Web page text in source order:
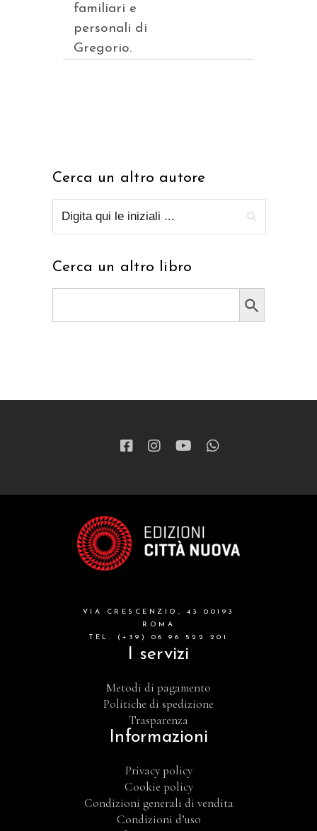
familiari e
personali di
Gregorio.
Cerca un altro autore
Cerca un altro libro
Search Button
VIA CRESCENZIO, 43 00193
ROMA
TEL. (+39) 06 96 522 201
I servizi
Metodi di pagamento
Politiche di spedizione
Trasparenza
Informazioni
Privacy policy
Cookie policy
Condizioni generali di vendita
Condizioni d’uso